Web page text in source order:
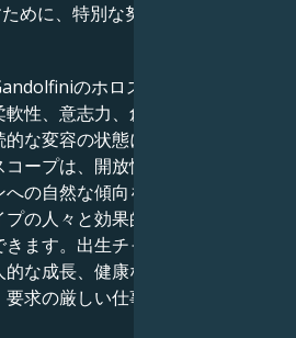
めに、特別な努力を払ったので
のホロスコープは、占星
性、意志力、創造性、そして忍
な変容の状態にある人間を描い
ープは、開放性、理解力、そし
の自然な傾向を示しており、こ
の人々と効果的にコミュニケー
ます。出生チャートは、仕事と
な成長、健康な人間関係への献
求の厳しい仕事は挑戦となる可